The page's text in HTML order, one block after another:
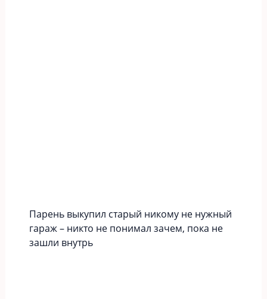
Парень выкупил старый никому не нужный
гараж – никто не понимал зачем, пока не
зашли внутрь